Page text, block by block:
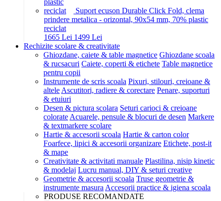
Suport ecuson Durable Click Fold, clema
prindere metalica - orizontal, 90x54 mm, 70% plastic
reciclat
1665 Lei 1499 Lei
Rechizite scolare & creativitate
Ghiozdane, caiete & table magnetice Ghiozdane scoala
& rucsacuri Caiete, coperti & etichete Table magnetice
pentru copii
Instrumente de scris scoala Pixuri, stilouri, creioane &
altele Ascutitori, radiere & corectare Penare, suporturi
& etuiuri
Desen & pictura scolara Seturi carioci & creioane
colorate Acuarele, pensule & blocuri de desen Markere
& textmarkere scolare
Hartie & accesorii scoala Hartie & carton color
Foarfece, lipici & accesorii organizare Etichete, post-it
& mape
Creativitate & activitati manuale Plastilina, nisip kinetic
& modelaj Lucru manual, DIY & seturi creative
Geometrie & accesorii scoala Truse geometrie &
instrumente masura Accesorii practice & igiena scoala
PRODUSE RECOMANDATE